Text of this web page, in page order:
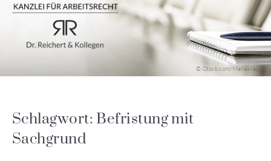
Dr.
Reichert
Arbeitsrecht
© iStock.com/Mariakray
Schlagwort: Befristung mit
Sachgrund